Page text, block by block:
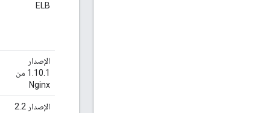
ELB
الإصدار
1.10.1 من
Nginx
الإصدار 2.2